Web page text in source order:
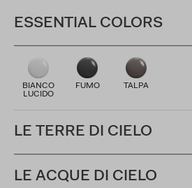
ESSENTIAL COLORS
BIANCO
LUCIDO
FUMO TALPA
LE TERRE DI CIELO
LE ACQUE DI CIELO